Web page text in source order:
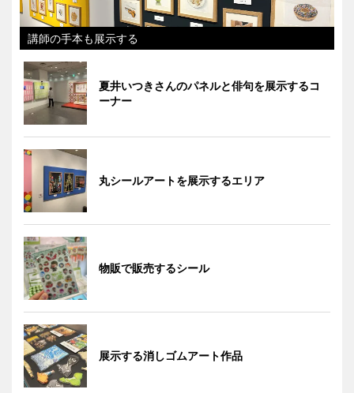
講師の手本も展示する
夏井いつきさんのパネルと俳句を展示するコ
ーナー
丸シールアートを展示するエリア
物販で販売するシール
展示する消しゴムアート作品